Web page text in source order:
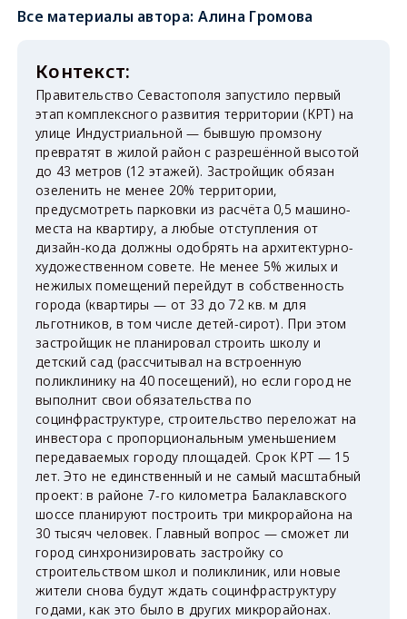
Все материалы автора: Алина Громова
Правительство Севастополя запустило первый
этап комплексного развития территории (КРТ) на
улице Индустриальной — бывшую промзону
превратят в жилой район с разрешённой высотой
до 43 метров (12 этажей). Застройщик обязан
озеленить не менее 20% территории,
предусмотреть парковки из расчёта 0,5 машино-
места на квартиру, а любые отступления от
дизайн-кода должны одобрять на архитектурно-
художественном совете. Не менее 5% жилых и
нежилых помещений перейдут в собственность
города (квартиры — от 33 до 72 кв. м для
льготников, в том числе детей-сирот). При этом
застройщик не планировал строить школу и
детский сад (рассчитывал на встроенную
поликлинику на 40 посещений), но если город не
выполнит свои обязательства по
социнфраструктуре, строительство переложат на
инвестора с пропорциональным уменьшением
передаваемых городу площадей. Срок КРТ — 15
лет. Это не единственный и не самый масштабный
проект: в районе 7-го километра Балаклавского
шоссе планируют построить три микрорайона на
30 тысяч человек. Главный вопрос — сможет ли
город синхронизировать застройку со
строительством школ и поликлиник, или новые
жители снова будут ждать социнфраструктуру
годами, как это было в других микрорайонах.